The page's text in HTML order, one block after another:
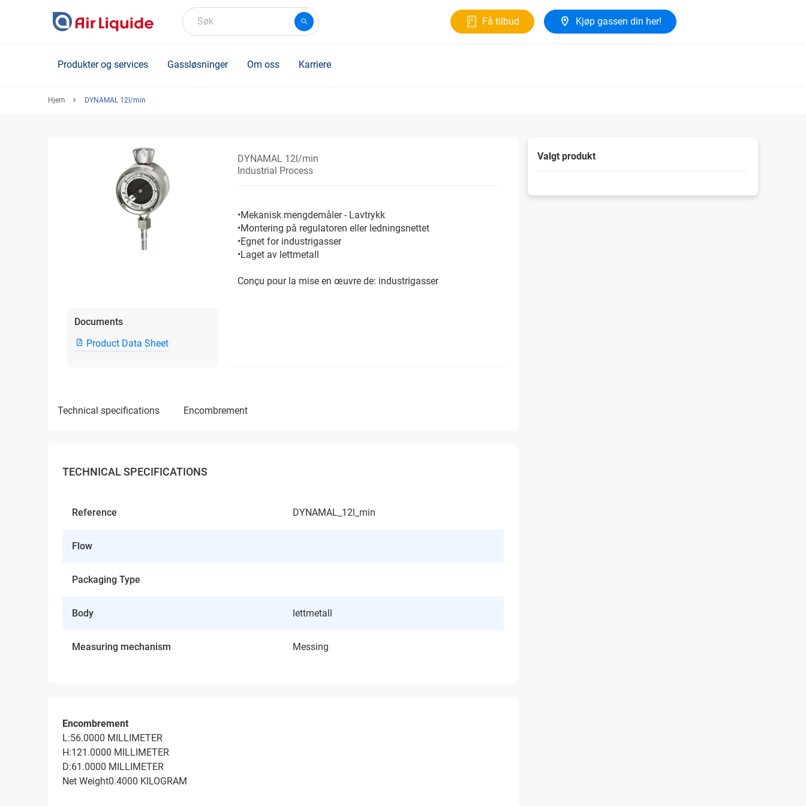
Søk Få tilbud Kjøp gassen din her!
Produkter og services Gassløsninger Om oss Karriere
Hjem DYNAMAL 12l/min
Documents
Product Data Sheet
DYNAMAL 12l/min
Industrial Process
•Mekanisk mengdemåler - Lavtrykk
•Montering på regulatoren eller ledningsnettet
•Egnet for industrigasser
•Laget av lettmetall
Conçu pour la mise en œuvre de: industrigasser
technical specifications encombrement
TECHNICAL SPECIFICATIONS
Reference DYNAMAL_12l_min
Flow
Packaging Type
Body lettmetall
Measuring mechanism Messing
Encombrement
L:56.0000 MILLIMETER
H:121.0000 MILLIMETER
D:61.0000 MILLIMETER
Net Weight0.4000 KILOGRAM
Valgt produkt